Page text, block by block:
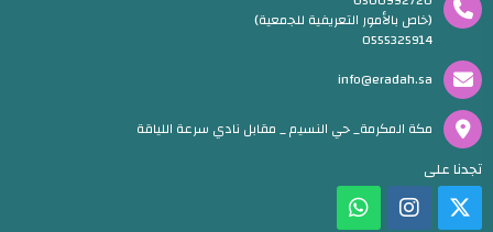
(خاص بالأمور التعريفية للجمعية)
0555325914
info@eradah.sa
مكة المكرمة_ حي النسيم _ مقابل نادي سرعة اللياقة
تجدنا على